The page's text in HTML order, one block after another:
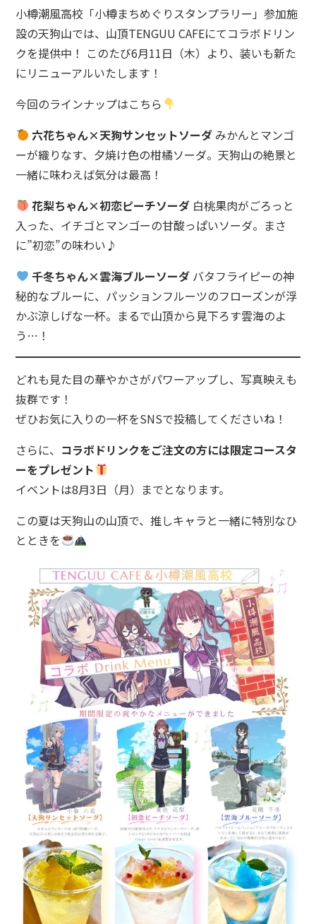
ニセコ温泉郷いこいの湯宿 いろは
小樽観光協会
北海道索道協会
小樽スキー連盟
ザ・グラススタジオ・イン・オタル
小樽潮風高校「小樽まちめぐりスタンプラリー」参加施
設の天狗山では、山頂TENGUU CAFEにてコラボドリン
クを提供中！ このたび6月11日（木）より、装いも新た
にリニューアルいたします！
今回のラインナップはこちら
六花ちゃん×天狗サンセットソーダみかんとマンゴ
ーが織りなす、夕焼け色の柑橘ソーダ。天狗山の絶景と
一緒に味わえば気分は最高！
花梨ちゃん×初恋ピーチソーダ白桃果肉がごろっと
入った、イチゴとマンゴーの甘酸っぱいソーダ。まさ
に”初恋”の味わい♪
千冬ちゃん×雲海ブルーソーダバタフライピーの神
秘的なブルーに、パッションフルーツのフローズンが浮
かぶ涼しげな一杯。まるで山頂から見下ろす雲海のよ
う…！
どれも見た目の華やかさがパワーアップし、写真映えも
抜群です！
ぜひお気に入りの一杯をSNSで投稿してくださいね！
さらに、 コラボドリンクをご注文の方には限定コースタ
ーをプレゼント
イベントは8月3日（月）までとなります。
この夏は天狗山の山頂で、推しキャラと一緒に特別なひ
とときを